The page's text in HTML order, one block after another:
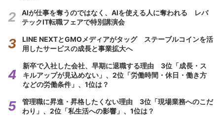
AIが仕事を奪うのではなく、AIを使える人に奪われる レバ
テックIT転職フェアで特別講演会
LINE NEXTとGMOメディアがタッグ ステーブルコインを活
用したサービスの成長と事業拡大へ
新卒で入社した会社、早期に退職する理由 3位「成長・ス
キルアップが見込めない」、2位「労働時間・休日・働き方
などの労働条件」、1位は？
管理職に昇進・昇格したくない理由 3位「現場業務へのこだ
わり」、2位「私生活への影響」、1位は？